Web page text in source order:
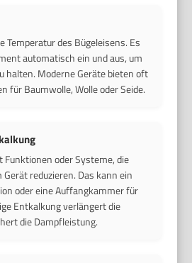
Temperatur des Bügeleisens. Es
automatisch ein und aus, um
halten. Moderne Geräte bieten oft
für Baumwolle, Wolle oder Seide.
Funktionen oder Systeme, die
reduzieren. Das kann ein
oder eine Auffangkammer für
Entkalkung verlängert die
die Dampfleistung.